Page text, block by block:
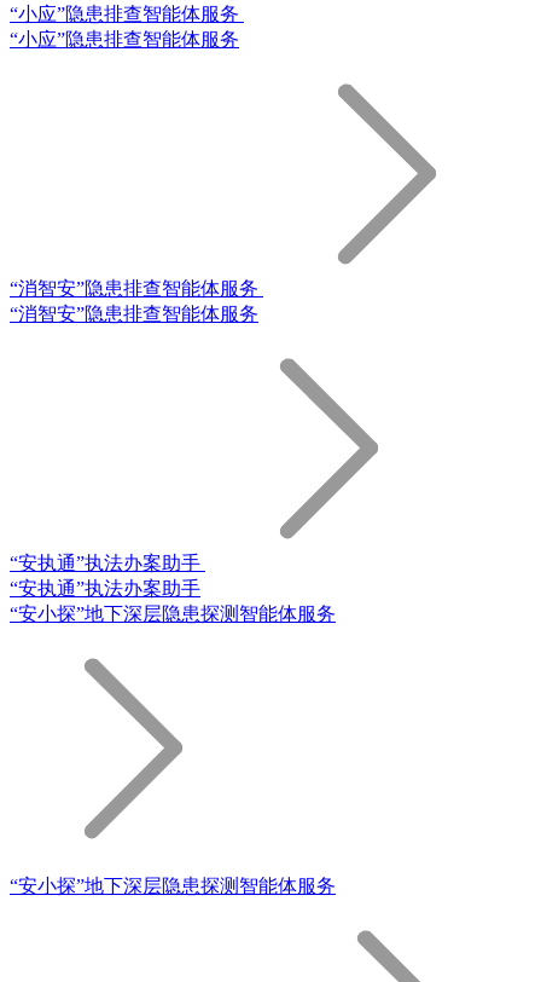
“小应”隐患排查智能体服务
“小应”隐患排查智能体服务
“消智安”隐患排查智能体服务
“消智安”隐患排查智能体服务
“安执通”执法办案助手
“安执通”执法办案助手
“安小探”地下深层隐患探测智能体服务
“安小探”地下深层隐患探测智能体服务